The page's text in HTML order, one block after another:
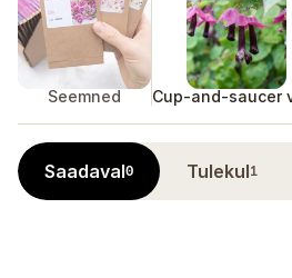
Seemned Cup-and-saucer
Saadaval0 Tulekul1